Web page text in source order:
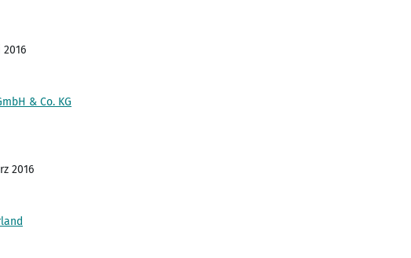
2016
& Co. KG
2016